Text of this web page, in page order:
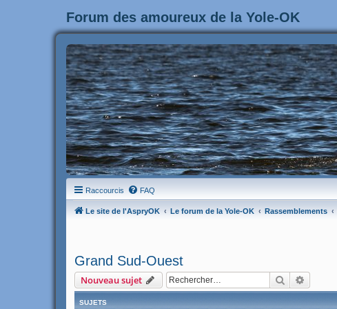
Forum des amoureux de la Yole-OK
Raccourcis FAQ
Le site de l'AspryOK Le forum de la Yole-OK Rassemblements
Grand Sud-Ouest
Nouveau sujet Rechercher
SUJETS